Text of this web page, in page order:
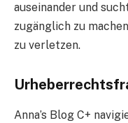
auseinander und
zugänglich zu
zu verletzen.
Anna’s Blog C+